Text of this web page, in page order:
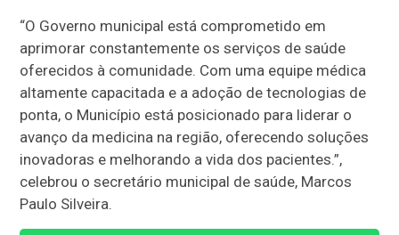
“O Governo municipal está comprometido em
aprimorar constantemente os serviços de saúde
oferecidos à comunidade. Com uma equipe médica
altamente capacitada e a adoção de tecnologias de
ponta, o Município está posicionado para liderar o
avanço da medicina na região, oferecendo soluções
inovadoras e melhorando a vida dos pacientes.”,
celebrou o secretário municipal de saúde, Marcos
Paulo Silveira.